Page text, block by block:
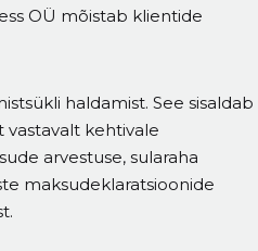
OÜ mõistab klientide
haldamist. See sisaldab
kehtivale
arvestuse, sularaha
maksudeklaratsioonide